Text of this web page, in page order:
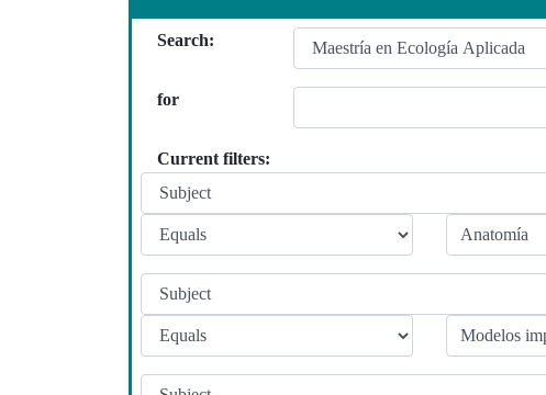
Search:
for
Current filters: